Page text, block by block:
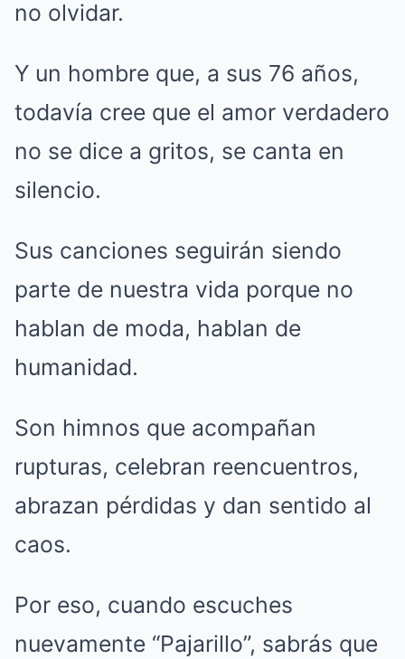
no olvidar.
Y un hombre que, a sus 76 años,
todavía cree que el amor verdadero
no se dice a gritos, se canta en
silencio.
Sus canciones seguirán siendo
parte de nuestra vida porque no
hablan de moda, hablan de
humanidad.
Son himnos que acompañan
rupturas, celebran reencuentros,
abrazan pérdidas y dan sentido al
caos.
Por eso, cuando escuches
nuevamente “Pajarillo”, sabrás que